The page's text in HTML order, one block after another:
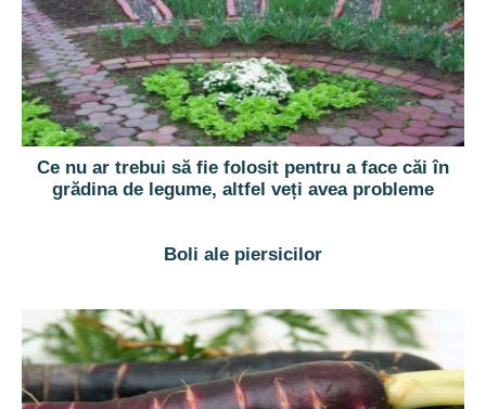
Ce nu ar trebui să fie folosit pentru a face căi în
grădina de legume, altfel veți avea probleme
Boli ale piersicilor